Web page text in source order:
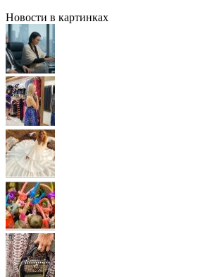
Новости в картинках